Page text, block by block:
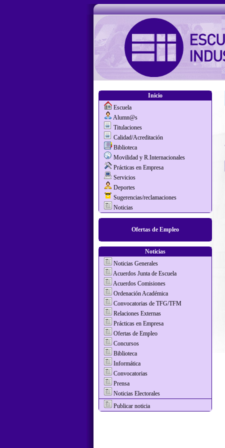
Inicio
Escuela
Alumn@s
Titulaciones
Calidad/Acreditación
Biblioteca
Movilidad y R.Internacionales
Prácticas en Empresa
Servicios
Deportes
Sugerencias/reclamaciones
Noticias
Ofertas de Empleo
Noticias
Noticias Generales
Acuerdos Junta de Escuela
Acuerdos Comisiones
Ordenación Académica
Convocatorias de TFG/TFM
Relaciones Externas
Prácticas en Empresa
Ofertas de Empleo
Concursos
Biblioteca
Informática
Convocatorias
Prensa
Noticias Electorales
Publicar noticia